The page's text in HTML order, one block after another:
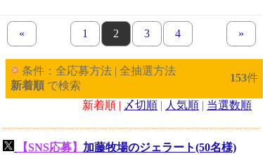
« previous set of pages
page
1 page
2 page
3 page
4 next
»
条件：全応募方法 | 全抽選方法
新着順 で検索
153件
新着順 | 〆切順 | 人気順 | 当選数順
【SNS応募】 加藤牧場のジェラート(50名様)